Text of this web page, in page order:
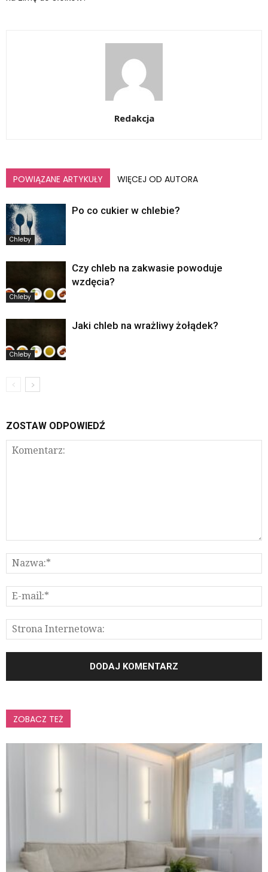
Redakcja
POWIĄZANE ARTYKUŁY WIĘCEJ OD AUTORA
Chleby
Po co cukier w chlebie?
Chleby
Czy chleb na zakwasie powoduje
wzdęcia?
Chleby
Jaki chleb na wrażliwy żołądek?
ZOSTAW ODPOWIEDŹ
ZOBACZ TEŻ